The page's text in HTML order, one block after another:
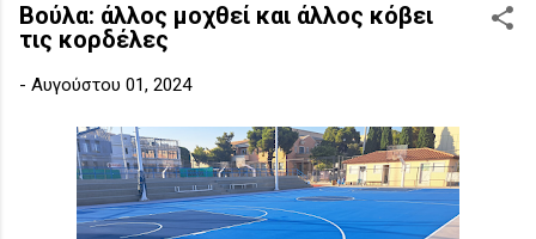
Βούλα: άλλος μοχθεί και άλλος κόβει
τις κορδέλες
- Αυγούστου 01, 2024